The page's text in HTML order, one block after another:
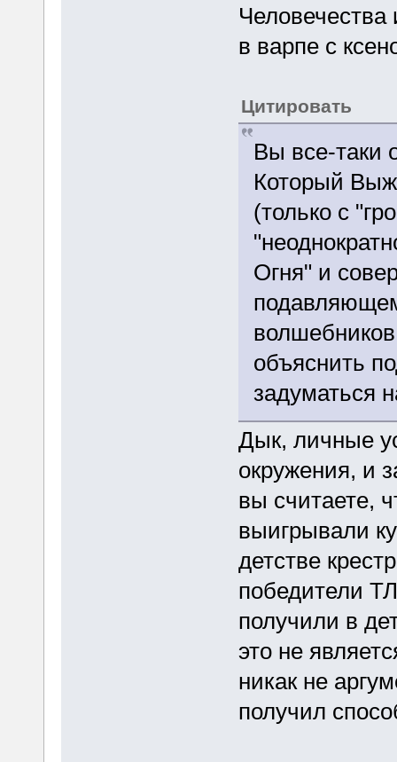
в варпе с
Цитировать
Вы все-таки
Который
(только с
Огня" и
объяснить
задуматься
Дык, личные
окружения, и
вы считаете,
выигрывали
детстве
победители
получили в
это не
никак не
получил